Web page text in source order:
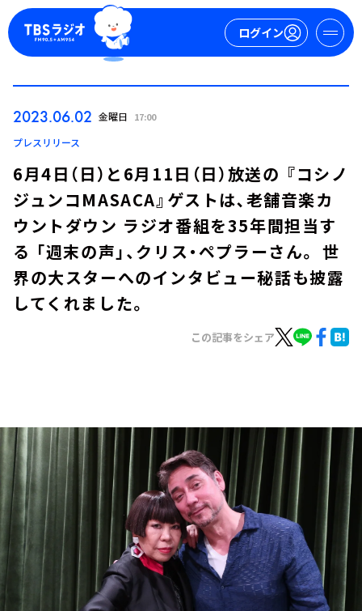
ログイン
今日の番組表
週間番組表
会社情報
2023.06.02 金曜日 17:00
プレスリリース
6月4日（日）と6月11日（日）放送の 『コシノ
ジュンコMASACA』ゲストは､老舗音楽カ
ウントダウン ラジオ番組を35年間担当す
る 「週末の声」、クリス・ペプラーさん。 世
界の大スターへのインタビュー秘話も披露
してくれました。
この記事をシェア